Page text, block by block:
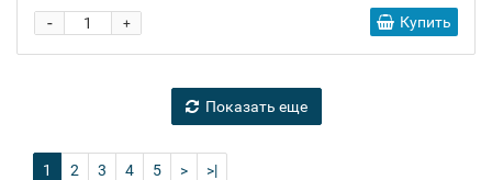
+
- Купить
Показать еще
1 2 3 4 5 > >|